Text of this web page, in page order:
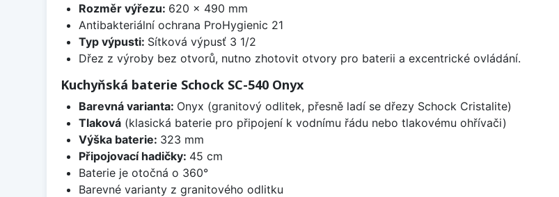
Rozměr výřezu: 620 x 490 mm
Antibakteriální ochrana ProHygienic 21
Typ výpusti: Sítková výpusť 3 1/2
Dřez z výroby bez otvorů, nutno zhotovit otvory pro baterii a excentrické ovládání.
Kuchyňská baterie Schock SC-540 Onyx
Barevná varianta: Onyx (granitový odlitek, přesně ladí se dřezy Schock Cristalite)
Tlaková(klasická baterie pro připojení k vodnímu řádu nebo tlakovému ohřívači)
Výška baterie: 323 mm
Připojovací hadičky: 45 cm
Baterie je otočná o 360°
Barevné varianty z granitového odlitku